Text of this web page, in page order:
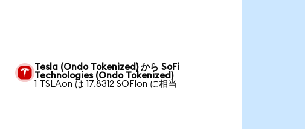
Tesla (Ondo Tokenized) から SoFi
Technologies (Ondo Tokenized)
1 TSLAon は 17.8312 SOFIon に相当